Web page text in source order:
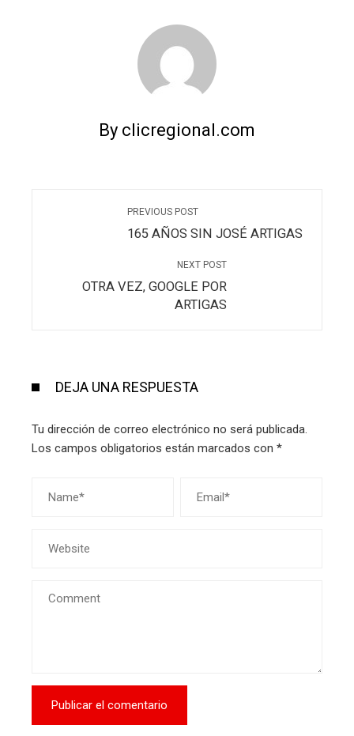
By clicregional.com
PREVIOUS POST
165 AÑOS SIN JOSÉ ARTIGAS
NEXT POST
OTRA VEZ, GOOGLE POR
ARTIGAS
DEJA UNA RESPUESTA
Tu dirección de correo electrónico no será publicada.
Los campos obligatorios están marcados con *